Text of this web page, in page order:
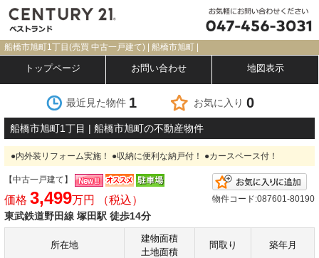
船橋市旭町1丁目(売買 中古一戸建て) | 船橋市旭町 |
トップページ お問い合わせ 地図表示
最近見た物件 1 お気に入り 0
船橋市旭町1丁目 | 船橋市旭町の不動産物件
●内外装リフォーム実施！ ●収納に便利な納戸付！ ●カースペース付！
【中古一戸建て】
価格 3,499万円 （税込）
東武鉄道野田線 塚田駅 徒歩14分
物件コード:087601-80190
所在地
建物面積
土地面積
間取り 築年月